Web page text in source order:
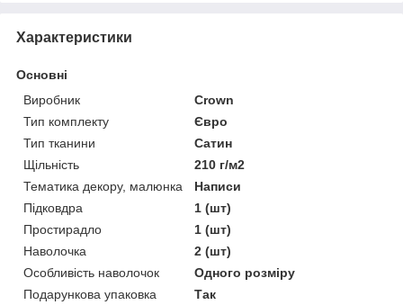
Характеристики
Основні
Виробник
Crown
Тип комплекту
Євро
Тип тканини
Сатин
Щільність
210 г/м2
Тематика декору, малюнка
Написи
Підковдра
1 (шт)
Простирадло
1 (шт)
Наволочка
2 (шт)
Особливість наволочок
Одного розміру
Подарункова упаковка
Так